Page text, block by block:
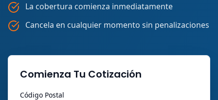
La cobertura comienza inmediatamente
Cancela en cualquier momento sin penalizaciones
Comienza Tu Cotización
Código Postal